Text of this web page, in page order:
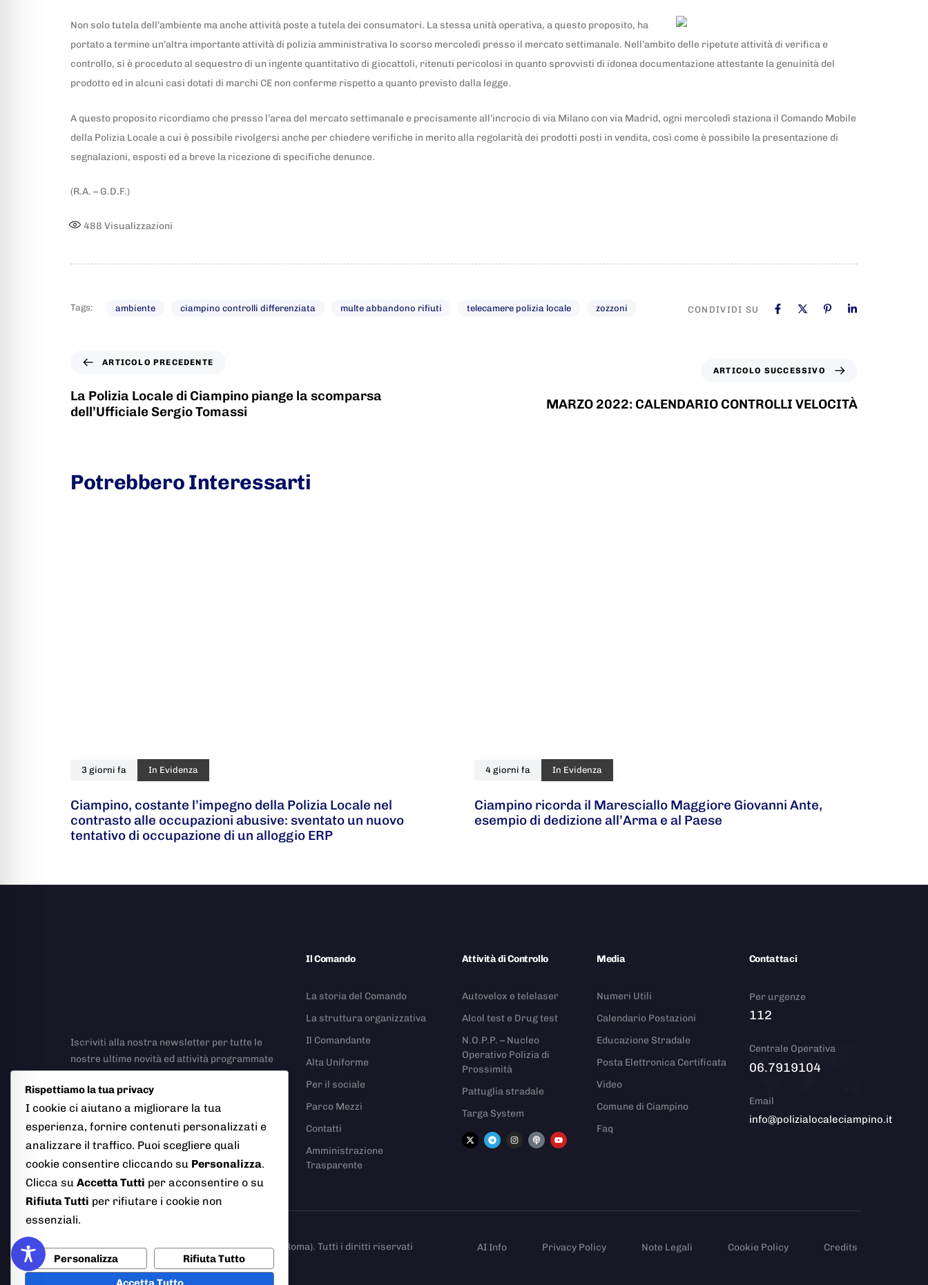
Non solo tutela dell’ambiente ma anche attività poste a tutela dei consumatori. La stessa unità operativa, a questo proposito, ha
portato a termine un’altra importante attività di polizia amministrativa lo scorso mercoledì presso il mercato settimanale. Nell’ambito delle ripetute attività di verifica e
controllo, si è proceduto al sequestro di un ingente quantitativo di giocattoli, ritenuti pericolosi in quanto sprovvisti di idonea documentazione attestante la genuinità del
prodotto ed in alcuni casi dotati di marchi CE non conferme rispetto a quanto previsto dalla legge.
A questo proposito ricordiamo che presso l’area del mercato settimanale e precisamente all’incrocio di via Milano con via Madrid, ogni mercoledì staziona il Comando Mobile
della Polizia Locale a cui è possibile rivolgersi anche per chiedere verifiche in merito alla regolarità dei prodotti posti in vendita, così come è possibile la presentazione di
segnalazioni, esposti ed a breve la ricezione di specifiche denunce.
(R.A. – G.D.F.)
488 Visualizzazioni
Tags: ambiente ciampino controlli differenziata multe abbandono rifiuti telecamere polizia locale zozzoni CONDIVIDI SU
ARTICOLO PRECEDENTE
La Polizia Locale di Ciampino piange la scomparsa
dell’Ufficiale Sergio Tomassi
ARTICOLO SUCCESSIVO
MARZO 2022: CALENDARIO CONTROLLI VELOCITÀ
Potrebbero Interessarti
3 giorni fa In Evidenza
Ciampino, costante l’impegno della Polizia Locale nel
contrasto alle occupazioni abusive: sventato un nuovo
tentativo di occupazione di un alloggio ERP
4 giorni fa In Evidenza
Ciampino ricorda il Maresciallo Maggiore Giovanni Ante,
esempio di dedizione all’Arma e al Paese
Iscriviti alla nostra newsletter per tutte le
nostre ultime novità ed attività programmate
Richiesta Rapporto Incidente Stradale
Il Comando
La storia del Comando
La struttura organizzativa
Il Comandante
Alta Uniforme
Per il sociale
Parco Mezzi
Contatti
Amministrazione
Trasparente
Attività di Controllo
Autovelox e telelaser
Alcol test e Drug test
N.O.P.P. – Nucleo
Operativo Polizia di
Prossimità
Pattuglia stradale
Targa System
Media
Numeri Utili
Calendario Postazioni
Educazione Stradale
Posta Elettronica Certificata
Video
Comune di Ciampino
Faq
Contattaci
Per urgenze
112
Centrale Operativa
06.7919104
Email
info@polizialocaleciampino.it
© 2026 Polizia Locale del Comune di Ciampino (Roma). Tutti i diritti riservati AI Info Privacy Policy Note Legali Cookie Policy Credits
Rispettiamo la tua privacy
I cookie ci aiutano a migliorare la tua
esperienza, fornire contenuti personalizzati e
analizzare il traffico. Puoi scegliere quali
cookie consentire cliccando su Personalizza.
Clicca su Accetta Tutti per acconsentire o su
Rifiuta Tutti per rifiutare i cookie non
essenziali.
Personalizza
Rifiuta Tutto